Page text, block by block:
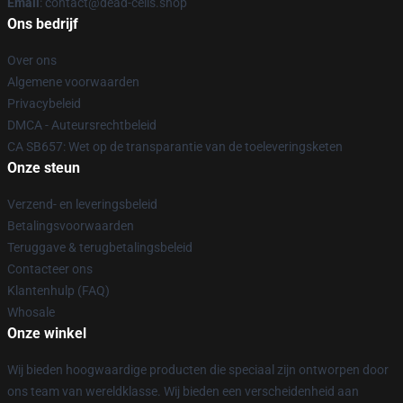
Ons bedrijf
Over ons
Algemene voorwaarden
Privacybeleid
DMCA - Auteursrechtbeleid
CA SB657: Wet op de transparantie van de toeleveringsketen
Onze steun
Verzend- en leveringsbeleid
Betalingsvoorwaarden
Teruggave & terugbetalingsbeleid
Contacteer ons
Klantenhulp (FAQ)
Whosale
Onze winkel
Wij bieden hoogwaardige producten die speciaal zijn ontworpen door
ons team van wereldklasse. Wij bieden een verscheidenheid aan